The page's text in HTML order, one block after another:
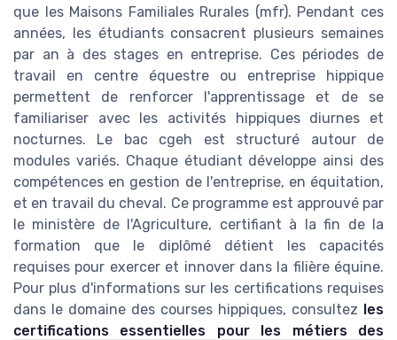
que les Maisons Familiales Rurales (mfr). Pendant ces
années, les étudiants consacrent plusieurs semaines
par an à des stages en entreprise. Ces périodes de
travail en centre équestre ou entreprise hippique
permettent de renforcer l'apprentissage et de se
familiariser avec les activités hippiques diurnes et
nocturnes. Le bac cgeh est structuré autour de
modules variés. Chaque étudiant développe ainsi des
compétences en gestion de l'entreprise, en équitation,
et en travail du cheval. Ce programme est approuvé par
le ministère de l'Agriculture, certifiant à la fin de la
formation que le diplômé détient les capacités
requises pour exercer et innover dans la filière équine.
Pour plus d'informations sur les certifications requises
dans le domaine des courses hippiques, consultez les
certifications essentielles pour les métiers des